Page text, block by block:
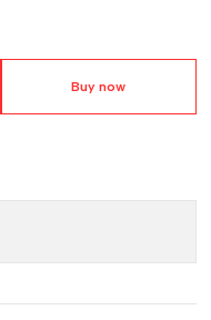
Buy now